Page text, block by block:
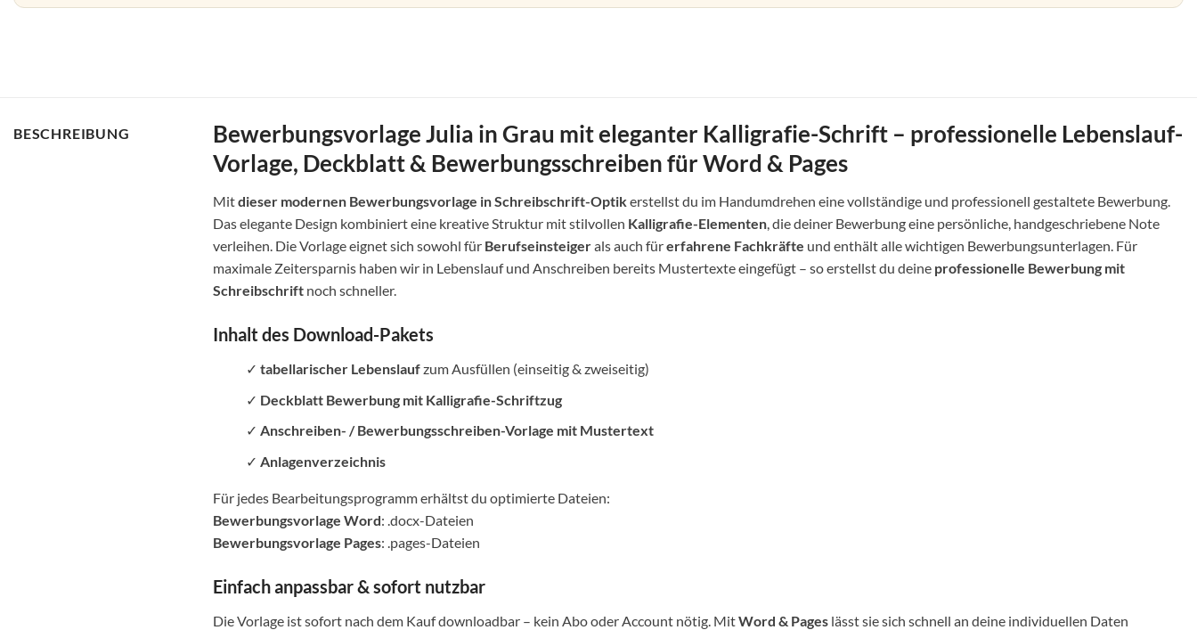
BESCHREIBUNG
Bewerbungsvorlage Julia in Grau mit eleganter Kalligrafie-Schrift – professionelle Lebenslauf-
Vorlage, Deckblatt & Bewerbungsschreiben für Word & Pages
Mitdieser modernen Bewerbungsvorlage in Schreibschrift-Optikerstellst du im Handumdrehen eine vollständige und professionell gestaltete Bewerbung.
Das elegante Design kombiniert eine kreative Struktur mit stilvollen Kalligrafie-Elementen, die deiner Bewerbung eine persönliche, handgeschriebene Note
verleihen. Die Vorlage eignet sich sowohl für Berufseinsteigerals auch fürerfahrene Fachkräfte und enthält alle wichtigen Bewerbungsunterlagen. Für
maximale Zeitersparnis haben wir in Lebenslauf und Anschreiben bereits Mustertexte eingefügt – so erstellst du deine professionelle Bewerbung mit
Schreibschrift noch schneller.
Inhalt des Download-Pakets
✓ tabellarischer Lebenslaufzum Ausfüllen (einseitig & zweiseitig)
✓ Deckblatt Bewerbung mit Kalligrafie-Schriftzug
✓ Anschreiben- / Bewerbungsschreiben-Vorlage mit Mustertext
✓ Anlagenverzeichnis
Für jedes Bearbeitungsprogramm erhältst du optimierte Dateien:
Bewerbungsvorlage Word: .docx-Dateien
Bewerbungsvorlage Pages: .pages-Dateien
Einfach anpassbar & sofort nutzbar
Die Vorlage ist sofort nach dem Kauf downloadbar – kein Abo oder Account nötig. MitWord & Pages lässt sie sich schnell an deine individuellen Daten